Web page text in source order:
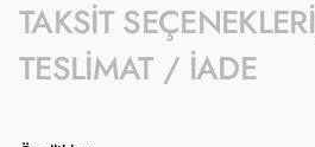
TAKSIT SEÇENEKLERI
TESLIMAT / İADE